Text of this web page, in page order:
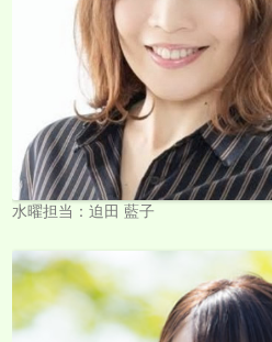
水曜担当：迫田 藍子